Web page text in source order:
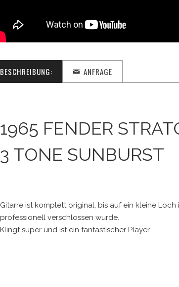
BESCHREIBUNG: ANFRAGE
1965 FENDER
3 TONE SUNBURST
Gitarre ist komplett original, bis auf ein kleine
professionell verschlossen wurde.
Klingt super und ist ein fantastischer Player.